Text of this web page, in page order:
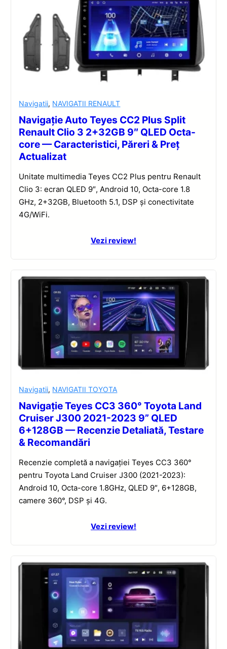
Navigatii, NAVIGATII RENAULT
Navigație Auto Teyes CC2 Plus Split
Renault Clio 3 2+32GB 9″ QLED Octa-
core — Caracteristici, Păreri & Preț
Actualizat
Unitate multimedia Teyes CC2 Plus pentru Renault
Clio 3: ecran QLED 9″, Android 10, Octa-core 1.8
GHz, 2+32GB, Bluetooth 5.1, DSP și conectivitate
4G/WiFi.
Vezi review!
Navigatii, NAVIGATII TOYOTA
Navigație Teyes CC3 360° Toyota Land
Cruiser J300 2021-2023 9” QLED
6+128GB — Recenzie Detaliată, Testare
& Recomandări
Recenzie completă a navigației Teyes CC3 360°
pentru Toyota Land Cruiser J300 (2021-2023):
Android 10, Octa-core 1.8GHz, QLED 9″, 6+128GB,
camere 360°, DSP și 4G.
Vezi review!